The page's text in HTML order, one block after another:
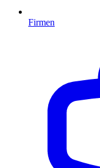
Firmen